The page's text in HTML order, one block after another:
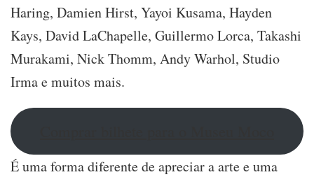
Haring, Damien Hirst, Yayoi Kusama, Hayden
Kays, David LaChapelle, Guillermo Lorca, Takashi
Murakami, Nick Thomm, Andy Warhol, Studio
Irma e muitos mais.
É uma forma diferente de apreciar a arte e uma